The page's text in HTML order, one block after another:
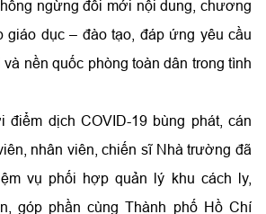
ngừng đổi mới nội dung, chương
giáo dục – đào tạo, đáp ứng yêu cầu
nền quốc phòng toàn dân trong tình
điểm dịch COVID-19 bùng phát, cán
nhân viên, chiến sĩ Nhà trường đã
vụ phối hợp quản lý khu cách ly,
góp phần cùng Thành phố Hồ Chí